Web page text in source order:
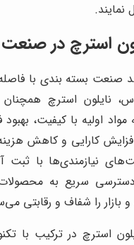
استرچ در
صنعت بسته بندی با
نایلون استرچ
اولیه با کیفیت، بهبود
کارایی و کاهش
نیازمندی‌ها با
سریع به
بازار را شفاف و رقابتی
استرچ در ترکیب با